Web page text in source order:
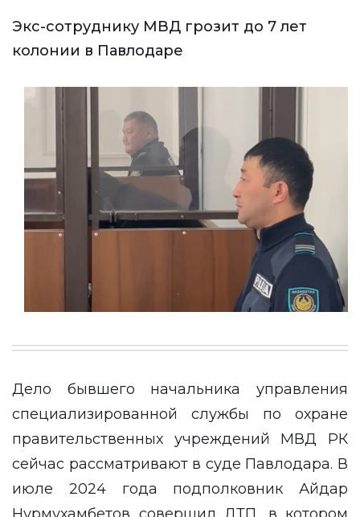
Экс-сотруднику МВД грозит до 7 лет
колонии в Павлодаре
Дело бывшего начальника управления
специализированной службы по охране
правительственных учреждений МВД РК
сейчас рассматривают в суде Павлодара. В
июле 2024 года подполковник Айдар